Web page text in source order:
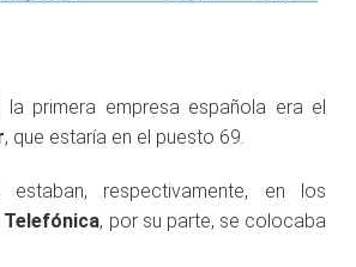
la primera empresa española era el
, que estaría en el puesto 69.
estaban, respectivamente, en los
Telefónica, por su parte, se colocaba